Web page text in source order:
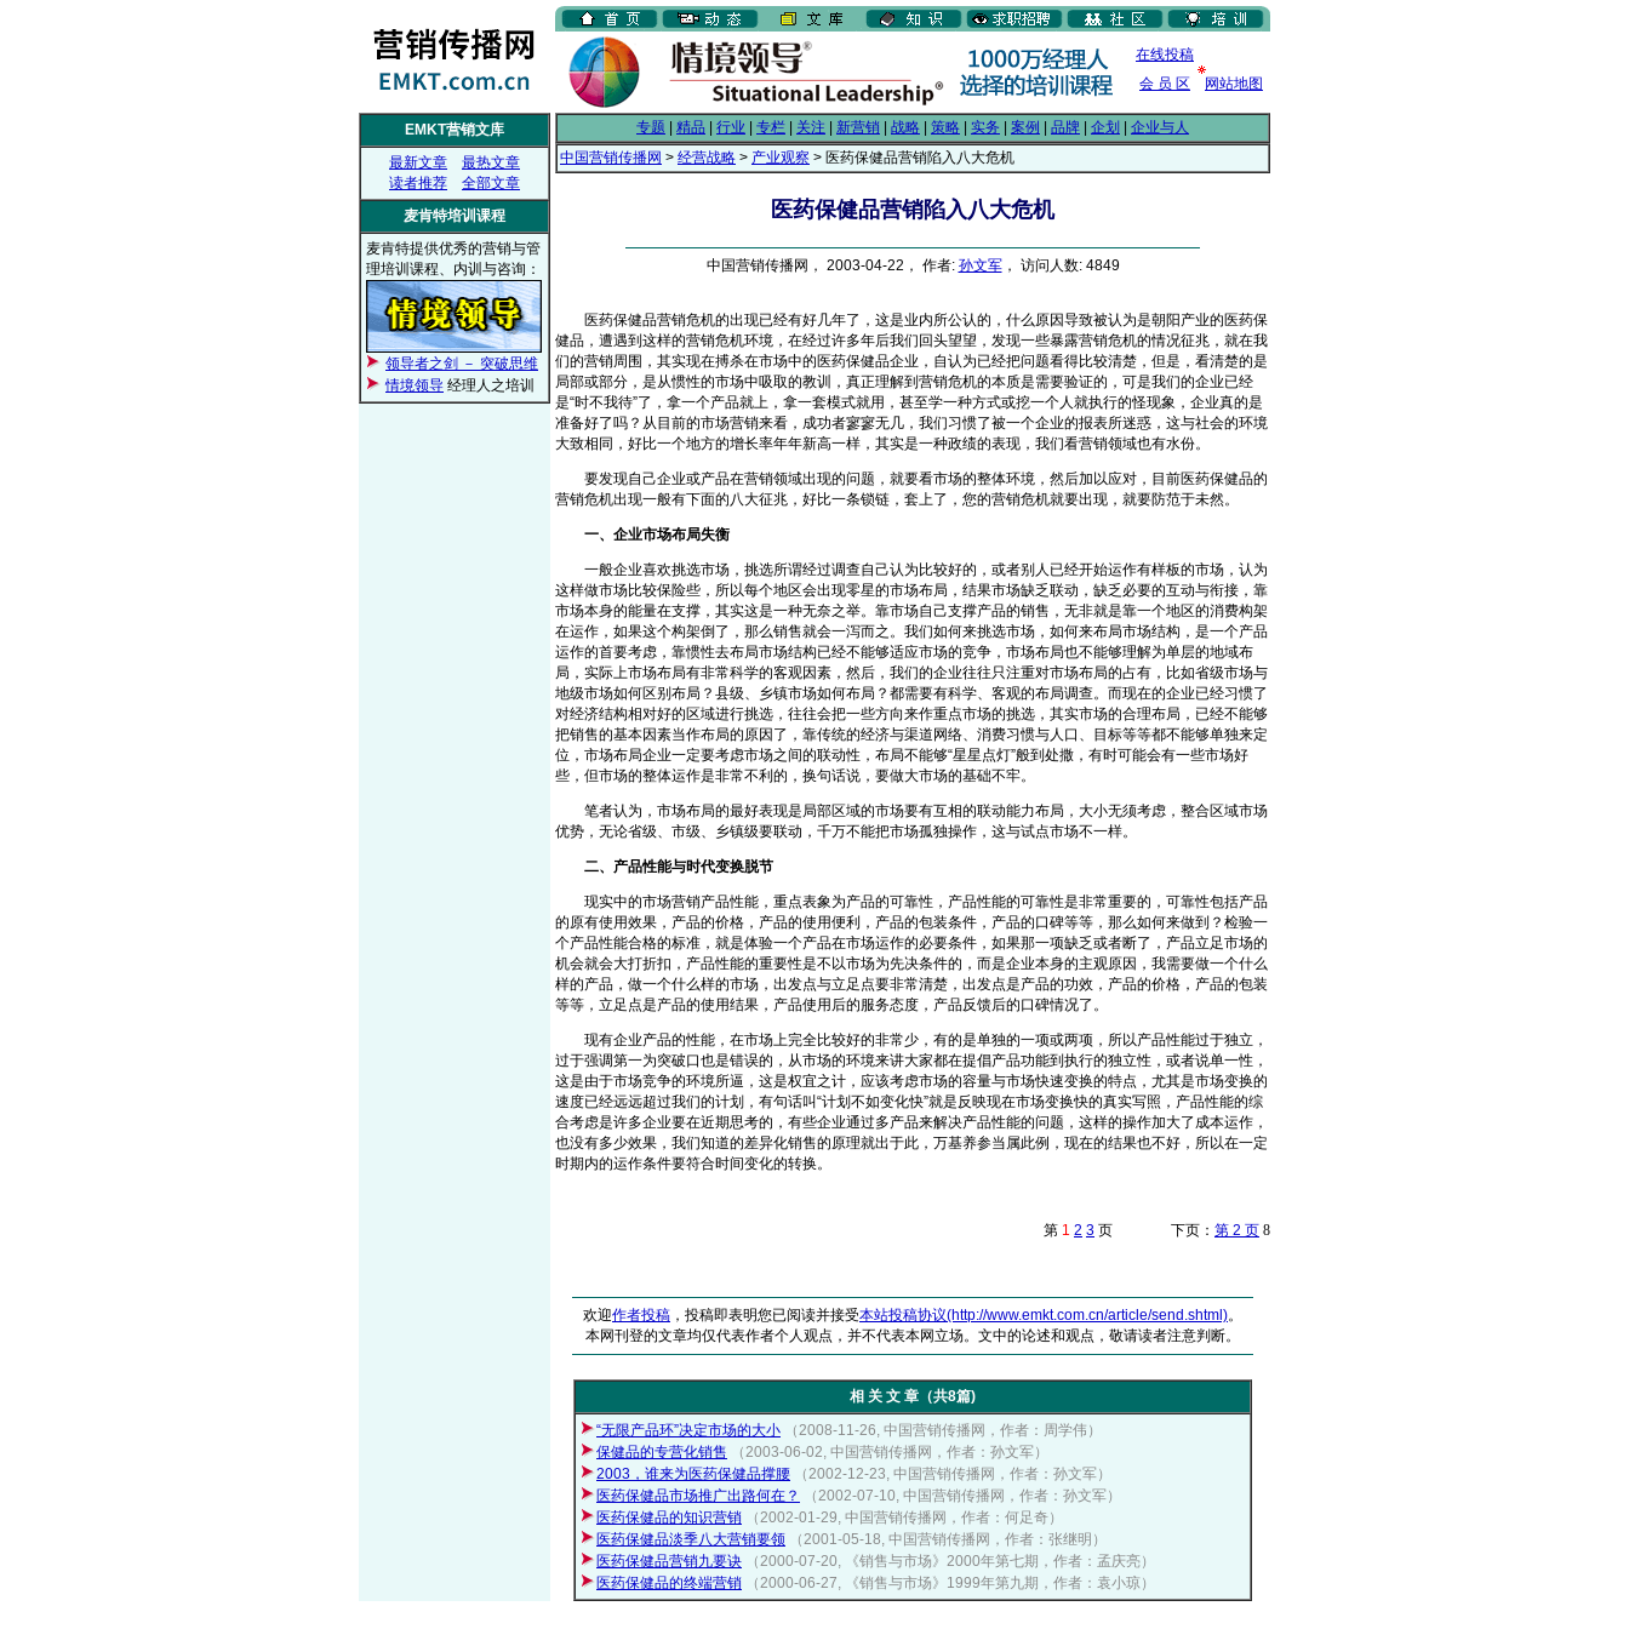
在线投稿
会 员 区
网站地图
EMKT营销文库
最新文章
最热文章
读者推荐
全部文章
麦肯特培训课程
麦肯特提供优秀的营销与管
理培训课程、内训与咨询：
领导者之剑 － 突破思维
情境领导 经理人之培训
专题 精品 行业 专栏 关注 新营销 战略 策略 实务 案例 品牌 企划
企业与人
中国营销传播网 > 经营战略 > 产业观察 > 医药保健品营销陷入八大危机
医药保健品营销陷入八大危机
中国营销传播网， 2003-04-22， 作者: 孙文军， 访问人数: 4849
医药保健品营销危机的出现已经有好几年了，这是业内所公认的，什么原因导致被认为是朝阳产业的医药保
健品，遭遇到这样的营销危机环境，在经过许多年后我们回头望望，发现一些暴露营销危机的情况征兆，就在我
们的营销周围，其实现在搏杀在市场中的医药保健品企业，自认为已经把问题看得比较清楚，但是，看清楚的是
局部或部分，是从惯性的市场中吸取的教训，真正理解到营销危机的本质是需要验证的，可是我们的企业已经
是“时不我待”了，拿一个产品就上，拿一套模式就用，甚至学一种方式或挖一个人就执行的怪现象，企业真的是
准备好了吗？从目前的市场营销来看，成功者寥寥无几，我们习惯了被一个企业的报表所迷惑，这与社会的环境
大致相同，好比一个地方的增长率年年新高一样，其实是一种政绩的表现，我们看营销领域也有水份。
要发现自己企业或产品在营销领域出现的问题，就要看市场的整体环境，然后加以应对，目前医药保健品的
营销危机出现一般有下面的八大征兆，好比一条锁链，套上了，您的营销危机就要出现，就要防范于未然。
一、企业市场布局失衡
一般企业喜欢挑选市场，挑选所谓经过调查自己认为比较好的，或者别人已经开始运作有样板的市场，认为
这样做市场比较保险些，所以每个地区会出现零星的市场布局，结果市场缺乏联动，缺乏必要的互动与衔接，靠
市场本身的能量在支撑，其实这是一种无奈之举。靠市场自己支撑产品的销售，无非就是靠一个地区的消费构架
在运作，如果这个构架倒了，那么销售就会一泻而之。我们如何来挑选市场，如何来布局市场结构，是一个产品
运作的首要考虑，靠惯性去布局市场结构已经不能够适应市场的竞争，市场布局也不能够理解为单层的地域布
局，实际上市场布局有非常科学的客观因素，然后，我们的企业往往只注重对市场布局的占有，比如省级市场与
地级市场如何区别布局？县级、乡镇市场如何布局？都需要有科学、客观的布局调查。而现在的企业已经习惯了
对经济结构相对好的区域进行挑选，往往会把一些方向来作重点市场的挑选，其实市场的合理布局，已经不能够
把销售的基本因素当作布局的原因了，靠传统的经济与渠道网络、消费习惯与人口、目标等等都不能够单独来定
位，市场布局企业一定要考虑市场之间的联动性，布局不能够“星星点灯”般到处撒，有时可能会有一些市场好
些，但市场的整体运作是非常不利的，换句话说，要做大市场的基础不牢。
笔者认为，市场布局的最好表现是局部区域的市场要有互相的联动能力布局，大小无须考虑，整合区域市场
优势，无论省级、市级、乡镇级要联动，千万不能把市场孤独操作，这与试点市场不一样。
二、产品性能与时代变换脱节
现实中的市场营销产品性能，重点表象为产品的可靠性，产品性能的可靠性是非常重要的，可靠性包括产品
的原有使用效果，产品的价格，产品的使用便利，产品的包装条件，产品的口碑等等，那么如何来做到？检验一
个产品性能合格的标准，就是体验一个产品在市场运作的必要条件，如果那一项缺乏或者断了，产品立足市场的
机会就会大打折扣，产品性能的重要性是不以市场为先决条件的，而是企业本身的主观原因，我需要做一个什么
样的产品，做一个什么样的市场，出发点与立足点要非常清楚，出发点是产品的功效，产品的价格，产品的包装
等等，立足点是产品的使用结果，产品使用后的服务态度，产品反馈后的口碑情况了。
现有企业产品的性能，在市场上完全比较好的非常少，有的是单独的一项或两项，所以产品性能过于独立，
过于强调第一为突破口也是错误的，从市场的环境来讲大家都在提倡产品功能到执行的独立性，或者说单一性，
这是由于市场竞争的环境所逼，这是权宜之计，应该考虑市场的容量与市场快速变换的特点，尤其是市场变换的
速度已经远远超过我们的计划，有句话叫“计划不如变化快”就是反映现在市场变换快的真实写照，产品性能的综
合考虑是许多企业要在近期思考的，有些企业通过多产品来解决产品性能的问题，这样的操作加大了成本运作，
也没有多少效果，我们知道的差异化销售的原理就出于此，万基养参当属此例，现在的结果也不好，所以在一定
时期内的运作条件要符合时间变化的转换。
第 1 2 3 页 下页： 第 2 页 8
欢迎作者投稿 ，投稿即表明您已阅读并接受本站投稿协议(http://www.emkt.com.cn/article/send.shtml)。
本网刊登的文章均仅代表作者个人观点，并不代表本网立场。文中的论述和观点，敬请读者注意判断。
相 关 文 章（共8篇)
“无限产品环”决定市场的大小
（2008-11-26, 中国营销传播网，作者：周学伟）
保健品的专营化销售
（2003-06-02, 中国营销传播网，作者：孙文军）
2003，谁来为医药保健品撑腰
（2002-12-23, 中国营销传播网，作者：孙文军）
医药保健品市场推广出路何在？
（2002-07-10, 中国营销传播网，作者：孙文军）
医药保健品的知识营销
（2002-01-29, 中国营销传播网，作者：何足奇）
医药保健品淡季八大营销要领
（2001-05-18, 中国营销传播网，作者：张继明）
医药保健品营销九要诀
（2000-07-20, 《销售与市场》2000年第七期，作者：孟庆亮）
医药保健品的终端营销
（2000-06-27, 《销售与市场》1999年第九期，作者：袁小琼）